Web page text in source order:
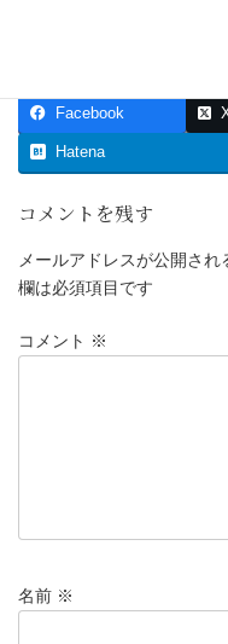
Facebook
Hatena
コメントを残す
メールアドレスが公開され
欄は必須項目です
コメント ※
名前 ※